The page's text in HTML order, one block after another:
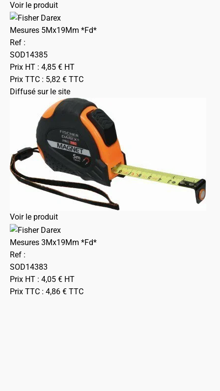
Voir le produit
Mesures 5Mx19Mm *Fd*
Ref :
SOD14385
Prix HT : 4,85 € HT
Prix TTC : 5,82 € TTC
Diffusé sur le site
Voir le produit
Mesures 3Mx19Mm *Fd*
Ref :
SOD14383
Prix HT : 4,05 € HT
Prix TTC : 4,86 € TTC